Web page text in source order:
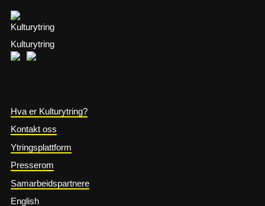
Kulturytring
Hva er Kulturytring?
Kontakt oss
Ytringsplattform
Presserom
Samarbeidspartnere
English